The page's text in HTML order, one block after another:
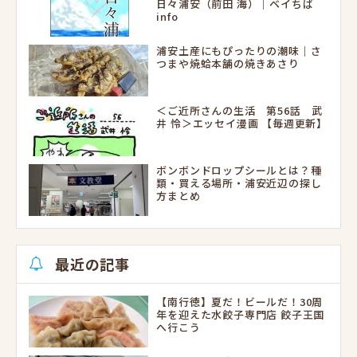
日々浦安（前田 海）｜ベイちば
info
浦安土産にもぴったりの潮味｜さ
つまや焼蛤本舗の焼きあさり
＜ご近所さんの生活 第56話 武
井 怜＞エッセイ漫画 【毎週更新】
ボンボンドロップシールとは？種
類・買える場所・浦安近辺の探し
方まとめ
最近の記事
【南行徳】夏だ！ビールだ！30周
年を迎えた水餃子専門店 餃子王国
へ行こう